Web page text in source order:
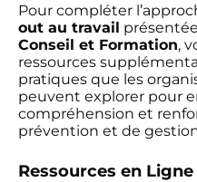
Pour compléter
out au travail
Conseil et Formation,
ressources
pratiques que les
peuvent explorer pour
compréhension et
prévention et de
Ressources en Ligne